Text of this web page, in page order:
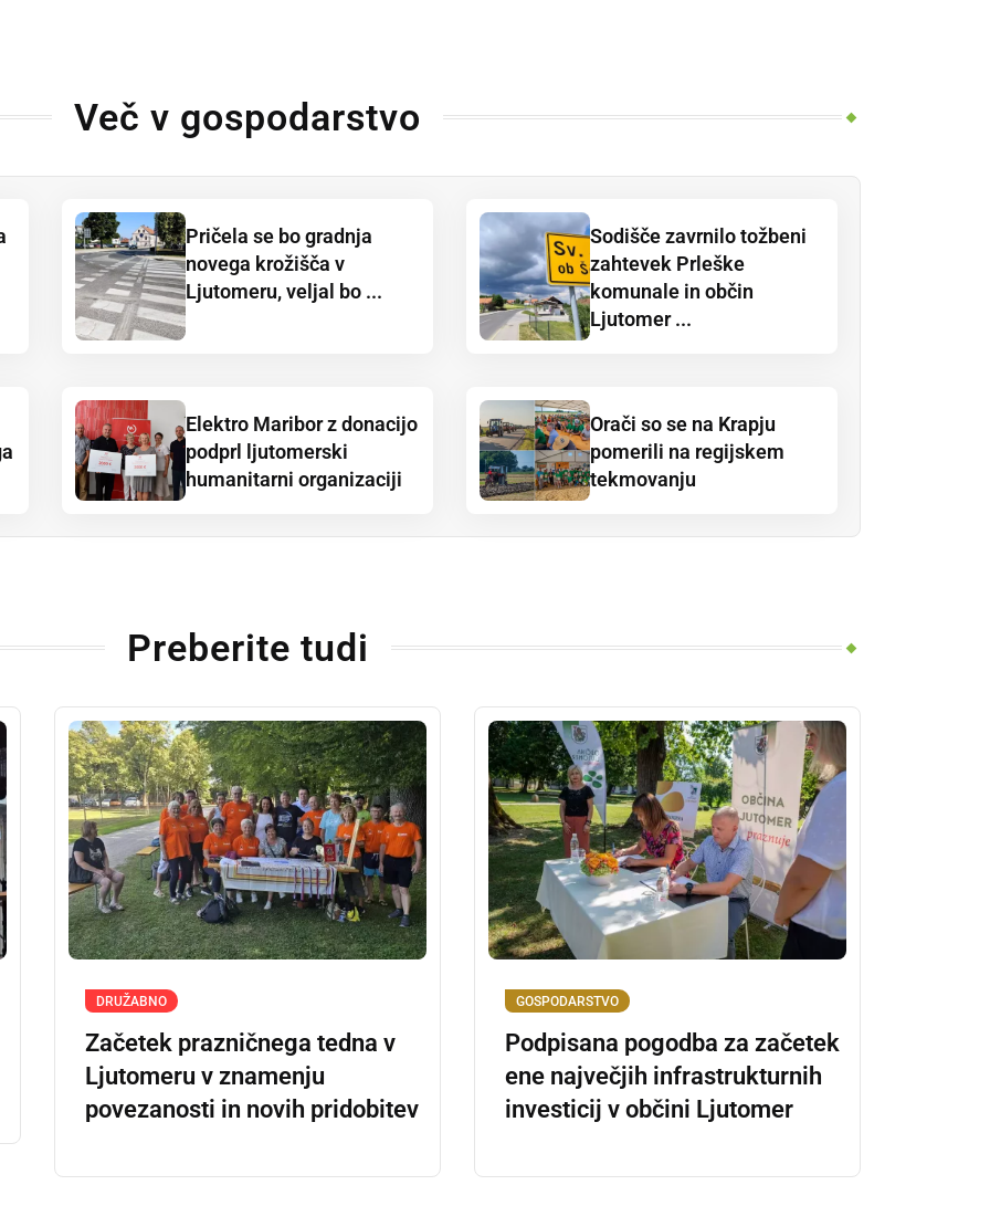
Več v gospodarstvo
Pričela se bo gradnja
novega krožišča v
Ljutomeru, veljal bo ...
Sodišče zavrnilo tožbeni
zahtevek Prleške
komunale in občin
Ljutomer ...
Elektro Maribor z donacijo
podprl ljutomerski
humanitarni organizaciji
Orači so se na Krapju
pomerili na regijskem
tekmovanju
Preberite tudi
DRUŽABNO
Začetek prazničnega tedna v
Ljutomeru v znamenju
povezanosti in novih pridobitev
GOSPODARSTVO
Podpisana pogodba za začetek
ene največjih infrastrukturnih
investicij v občini Ljutomer